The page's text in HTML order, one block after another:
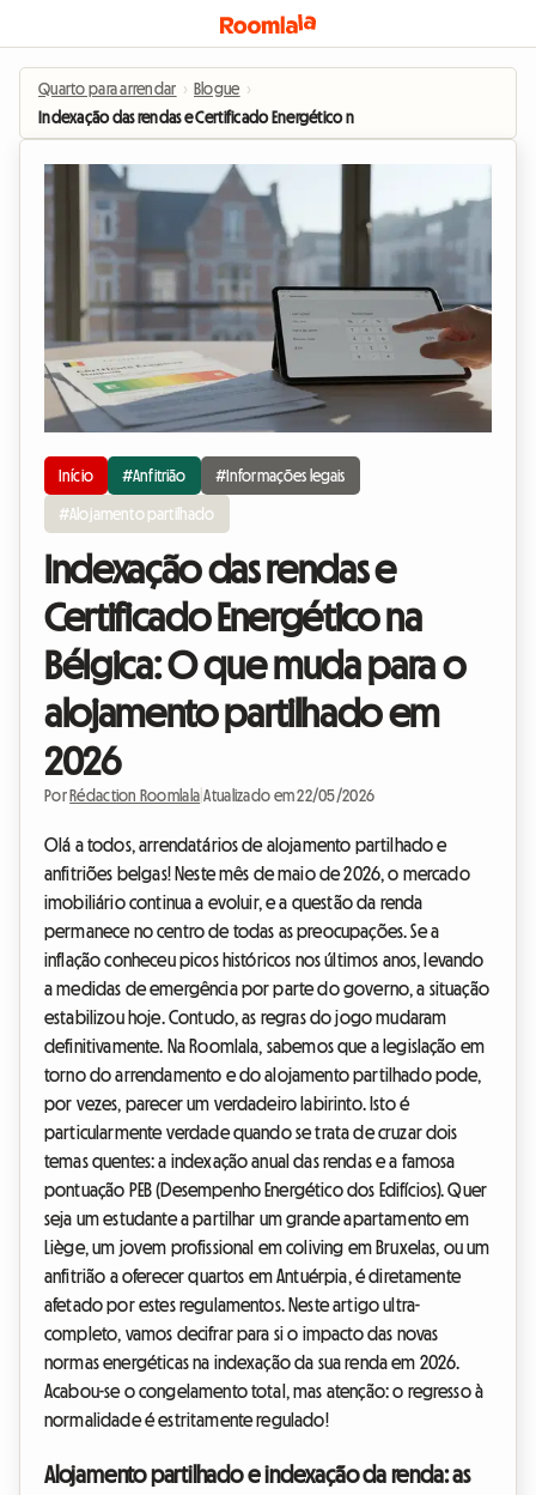
Quarto para arrendar › Blogue ›
Indexação das rendas e Certificado Energético na Bélgica: O que muda
Início #Anfitrião #Informações legais
#Alojamento partilhado
Indexação das rendas e
Certificado Energético na
Bélgica: O que muda para o
alojamento partilhado em
2026
Por Rédaction Roomlala |Atualizado em 22/05/2026
Olá a todos, arrendatários de alojamento partilhado e
anfitriões belgas! Neste mês de maio de 2026, o mercado
imobiliário continua a evoluir, e a questão da renda
permanece no centro de todas as preocupações. Se a
inflação conheceu picos históricos nos últimos anos, levando
a medidas de emergência por parte do governo, a situação
estabilizou hoje. Contudo, as regras do jogo mudaram
definitivamente. Na Roomlala, sabemos que a legislação em
torno do arrendamento e do alojamento partilhado pode,
por vezes, parecer um verdadeiro labirinto. Isto é
particularmente verdade quando se trata de cruzar dois
temas quentes: a indexação anual das rendas e a famosa
pontuação PEB (Desempenho Energético dos Edifícios). Quer
seja um estudante a partilhar um grande apartamento em
Liège, um jovem profissional em coliving em Bruxelas, ou um
anfitrião a oferecer quartos em Antuérpia, é diretamente
afetado por estes regulamentos. Neste artigo ultra-
completo, vamos decifrar para si o impacto das novas
normas energéticas na indexação da sua renda em 2026.
Acabou-se o congelamento total, mas atenção: o regresso à
normalidade é estritamente regulado!
Alojamento partilhado e indexação da renda: as